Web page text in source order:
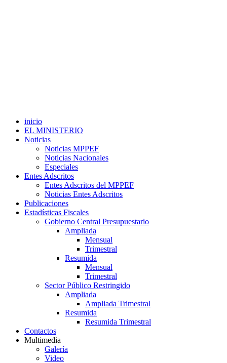
inicio
EL MINISTERIO
Noticias
Noticias MPPEF
Noticias Nacionales
Especiales
Entes Adscritos
Entes Adscritos del MPPEF
Noticias Entes Adscritos
Publicaciones
Estadísticas Fiscales
Gobierno Central Presupuestario
Ampliada
Mensual
Trimestral
Resumida
Mensual
Trimestral
Sector Público Restringido
Ampliada
Ampliada Trimestral
Resumida
Resumida Trimestral
Contactos
Multimedia
Galería
Video